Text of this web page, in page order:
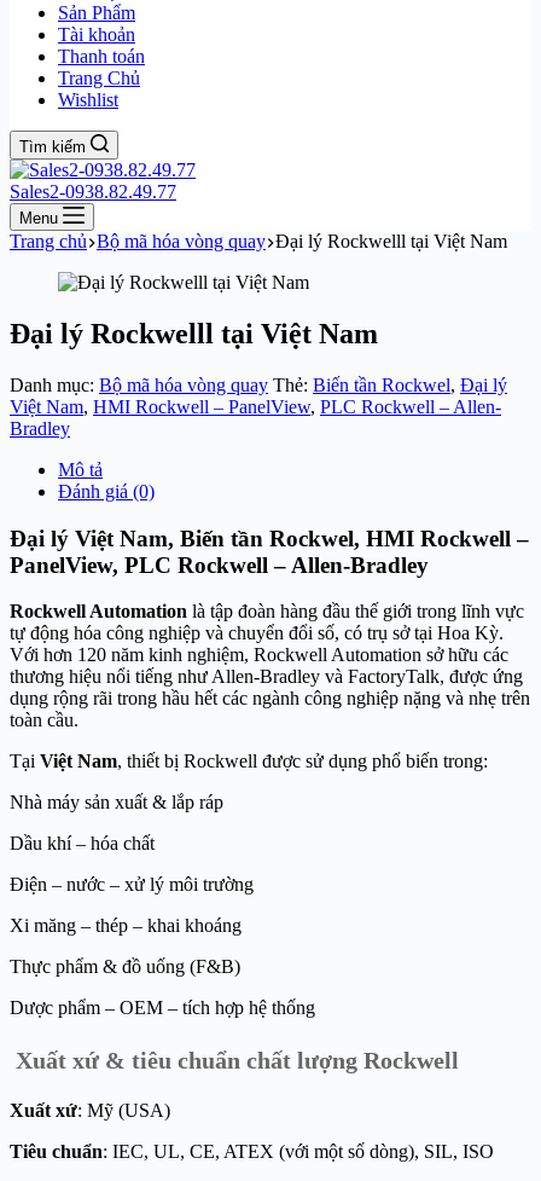
Sản Phẩm
Tài khoản
Thanh toán
Trang Chủ
Wishlist
Tìm kiếm
Sales2-0938.82.49.77
Menu
Trang chủ Bộ mã hóa vòng quay Đại lý Rockwelll tại Việt Nam
Đại lý Rockwelll tại Việt Nam
Danh mục: Bộ mã hóa vòng quay Thẻ: Biến tần Rockwel, Đại lý
Việt Nam, HMI Rockwell – PanelView, PLC Rockwell – Allen-
Bradley
Mô tả
Đánh giá (0)
Đại lý Việt Nam, Biến tần Rockwel, HMI Rockwell –
PanelView, PLC Rockwell – Allen-Bradley
Rockwell Automation là tập đoàn hàng đầu thế giới trong lĩnh vực
tự động hóa công nghiệp và chuyển đổi số, có trụ sở tại Hoa Kỳ.
Với hơn 120 năm kinh nghiệm, Rockwell Automation sở hữu các
thương hiệu nổi tiếng như Allen-Bradley và FactoryTalk, được ứng
dụng rộng rãi trong hầu hết các ngành công nghiệp nặng và nhẹ trên
toàn cầu.
Tại Việt Nam, thiết bị Rockwell được sử dụng phổ biến trong:
Nhà máy sản xuất & lắp ráp
Dầu khí – hóa chất
Điện – nước – xử lý môi trường
Xi măng – thép – khai khoáng
Thực phẩm & đồ uống (F&B)
Dược phẩm – OEM – tích hợp hệ thống
Xuất xứ & tiêu chuẩn chất lượng Rockwell
Xuất xứ: Mỹ (USA)
Tiêu chuẩn: IEC, UL, CE, ATEX (với một số dòng), SIL, ISO